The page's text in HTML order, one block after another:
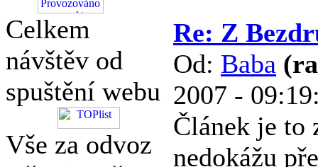
Celkem
návštěv od
spuštění webu
Vše za odvoz
Re: Z
Od: Baba
2007 -
Článek je to
nedokážu